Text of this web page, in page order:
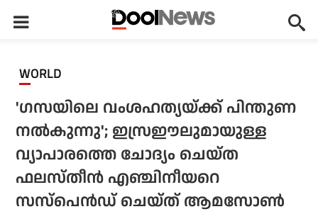
WORLD
'ഗസയിലെ വംശഹത്യയ്ക്ക് പിന്തുണ
നല്‍കുന്നു'; ഇസ്രഈലുമായുള്ള
വ്യാപാരത്തെ ചോദ്യം ചെയ്ത
ഫലസ്തീന്‍ എഞ്ചിനീയറെ
സസ്പെന്‍ഡ് ചെയ്ത് ആമസോണ്‍